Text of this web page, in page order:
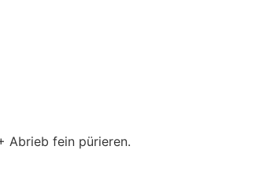
Abrieb fein pürieren.